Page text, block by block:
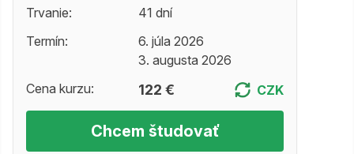
Trvanie:
41 dní
Termín:
6. júla 2026
3. augusta 2026
Cena kurzu:
122 € CZK
Chcem študovať